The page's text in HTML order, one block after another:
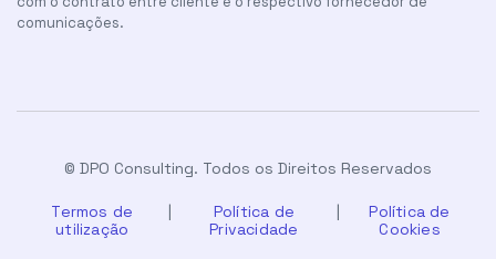
comunicações.
© DPO Consulting. Todos os Direitos Reservados
Termos de
utilização
|
Política de
Privacidade
|
Política de
Cookies